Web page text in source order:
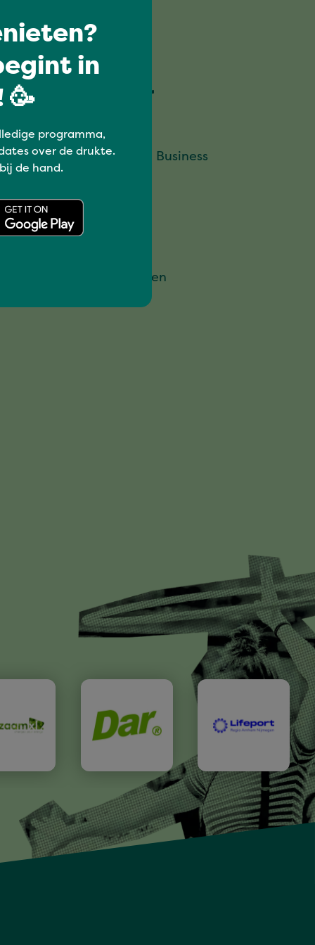
in
🥳
programma,
over de drukte.
de hand.
Speciaal voor
Vierdaagsefeesten Business
Organisatoren
Artiesten en orkesten